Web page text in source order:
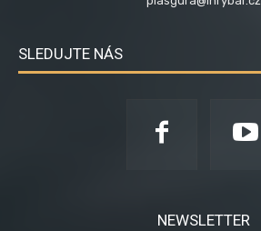
SLEDUJTE NÁS
NEWSLETTER